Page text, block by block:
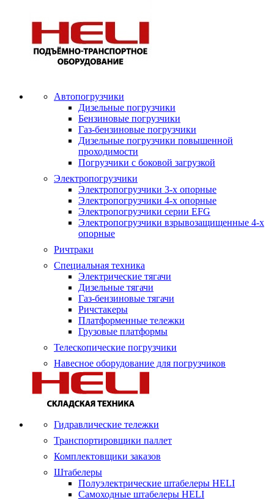
Автопогрузчики
Дизельные погрузчики
Бензиновые погрузчики
Газ-бензиновые погрузчики
Дизельные погрузчики повышенной
проходимости
Погрузчики с боковой загрузкой
Электропогрузчики
Электропогрузчики 3-х опорные
Электропогрузчики 4-х опорные
Электропогрузчики серии EFG
Электропогрузчики взрывозащищенные 4-х
опорные
Ричтраки
Специальная техника
Электрические тягачи
Дизельные тягачи
Газ-бензиновые тягачи
Ричстакеры
Платформенные тележки
Грузовые платформы
Телескопические погрузчики
Навесное оборудование для погрузчиков
Гидравлические тележки
Транспортировщики паллет
Комплектовщики заказов
Штабелеры
Полуэлектрические штабелеры HELI
Самоходные штабелеры HELI